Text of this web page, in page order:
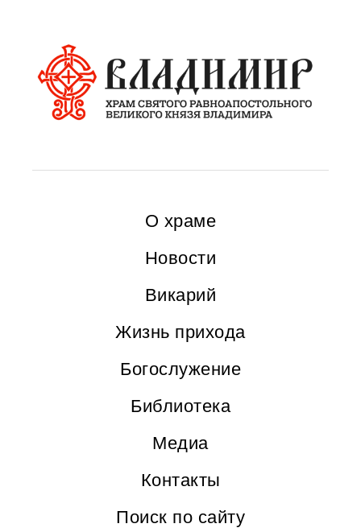
О храме
Новости
Викарий
Жизнь прихода
Богослужение
Библиотека
Медиа
Контакты
Поиск по сайту